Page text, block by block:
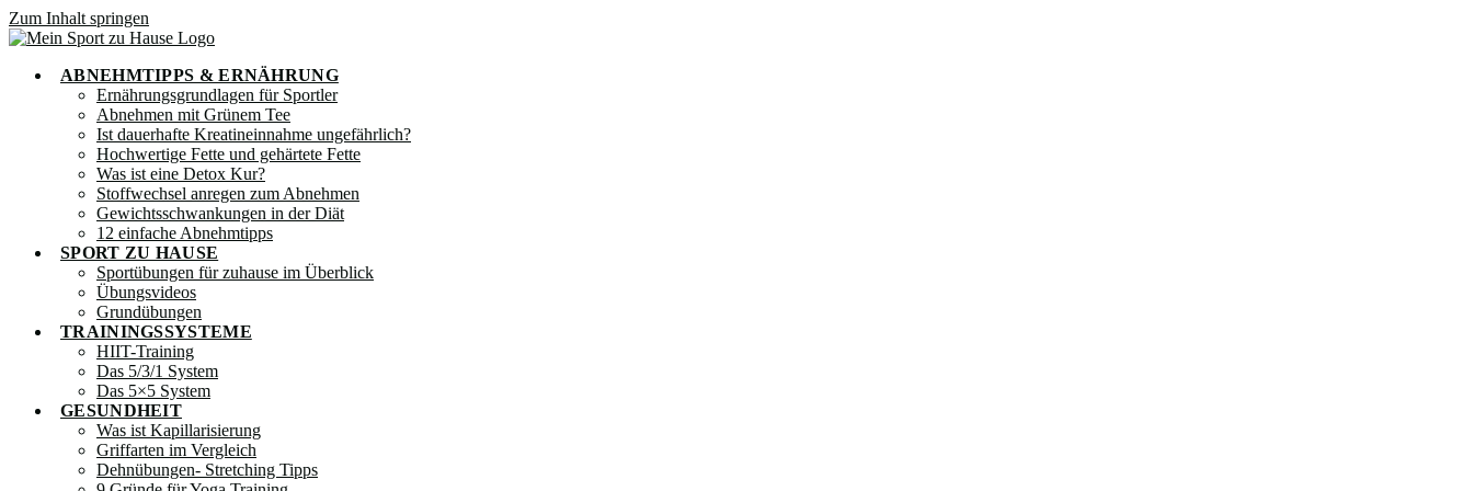
Zum Inhalt springen
ABNEHMTIPPS & ERNÄHRUNG
Ernährungsgrundlagen für Sportler
Abnehmen mit Grünem Tee
Ist dauerhafte Kreatineinnahme ungefährlich?
Hochwertige Fette und gehärtete Fette
Was ist eine Detox Kur?
Stoffwechsel anregen zum Abnehmen
Gewichtsschwankungen in der Diät
12 einfache Abnehmtipps
SPORT ZU HAUSE
Sportübungen für zuhause im Überblick
Übungsvideos
Grundübungen
TRAININGSSYSTEME
HIIT-Training
Das 5/3/1 System
Das 5×5 System
GESUNDHEIT
Was ist Kapillarisierung
Griffarten im Vergleich
Dehnübungen- Stretching Tipps